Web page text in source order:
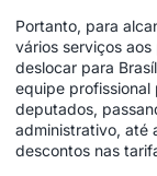
Portanto, para
vários serviços
deslocar para
equipe profissional
deputados,
administrativo, até
descontos nas